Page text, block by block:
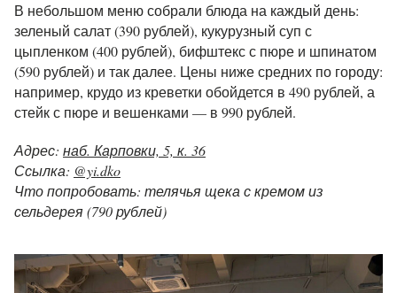
В небольшом меню собрали блюда на каждый день:
зеленый салат (390 рублей), кукурузный суп с
цыпленком (400 рублей), бифштекс с пюре и шпинатом
(590 рублей) и так далее. Цены ниже средних по городу:
например, крудо из креветки обойдется в 490 рублей, а
стейк с пюре и вешенками — в 990 рублей.
Адрес: наб. Карповки, 5, к. 36
Ссылка: @yi.dko
Что попробовать: телячья щека с кремом из
сельдерея (790 рублей)